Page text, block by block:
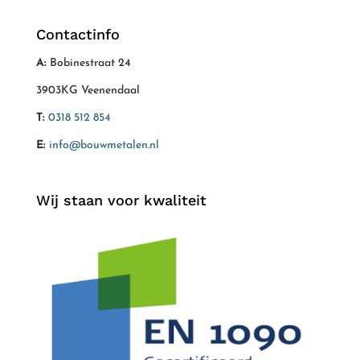
Contactinfo
A: Bobinestraat 24
3903KG Veenendaal
T: 0318 512 854
E: info@bouwmetalen.nl
Wij staan voor kwaliteit